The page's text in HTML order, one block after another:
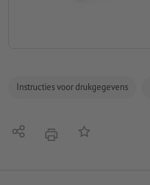
Instructies voor drukgegevens
Delen afdrukkenOp de lijst